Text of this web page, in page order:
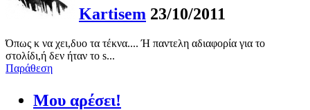
Kartisem 23/10/2011
Όπως κ να χει,δυο τα τέκνα.... Ή παντελη αδιαφορία για το
στολίδι,ή δεν ήταν το s...
Παράθεση
Μου αρέσει!